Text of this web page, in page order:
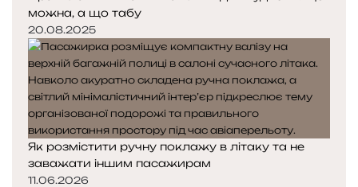
можна, а що табу
20.08.2025
Як розмістити ручну поклажу в літаку та не
заважати іншим пасажирам
11.06.2026